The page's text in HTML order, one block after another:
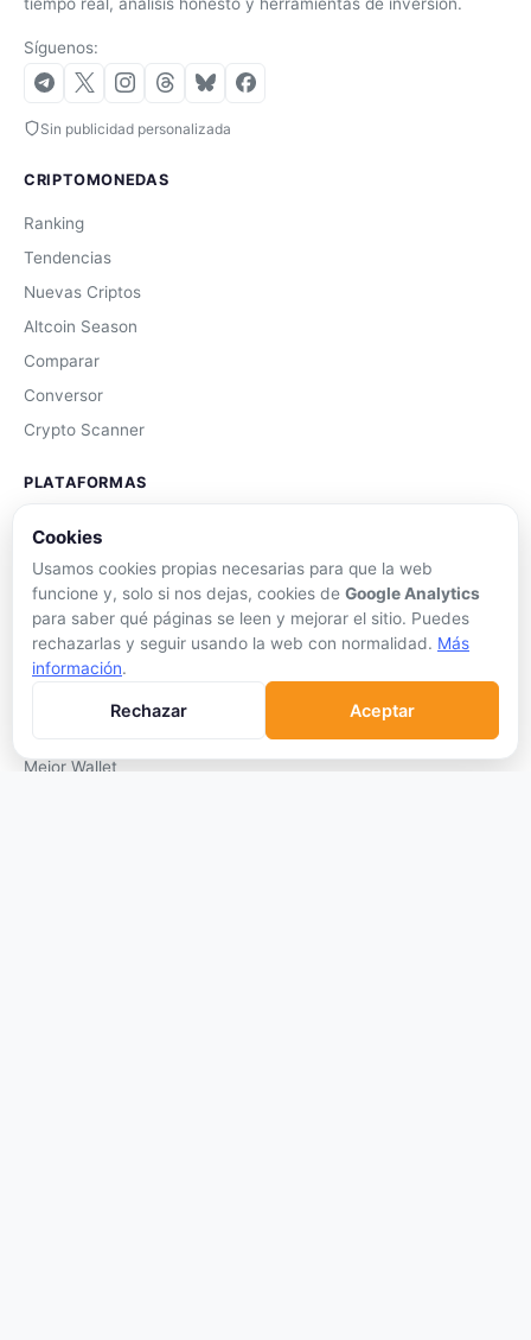
Síguenos:
Sin publicidad personalizada
CRIPTOMONEDAS
Ranking
Tendencias
Nuevas Criptos
Altcoin Season
Comparar
Conversor
Crypto Scanner
PLATAFORMAS
Exchanges
Exchanges CEX
Exchanges DEX
Comparar Comisiones
Blockchains
Mejor Wallet
Cookies
Usamos cookies propias necesarias para que la web
funcione y, solo si nos dejas, cookies de Google Analytics
para saber qué páginas se leen y mejorar el sitio. Puedes
rechazarlas y seguir usando la web con normalidad. Más
información.
Rechazar Aceptar